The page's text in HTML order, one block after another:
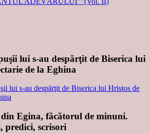
lui s-au despărţit de Biserica lui
de la Eghina
Egina, făcătorul de minuni.
predici, scrisori